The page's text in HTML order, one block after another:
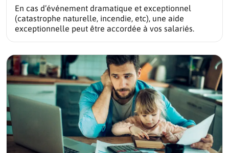
En cas d’événement dramatique et exceptionnel
(catastrophe naturelle, incendie, etc), une aide
exceptionnelle peut être accordée à vos salariés.